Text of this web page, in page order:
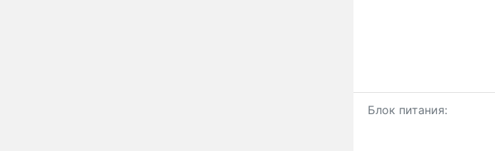
Блок питания: